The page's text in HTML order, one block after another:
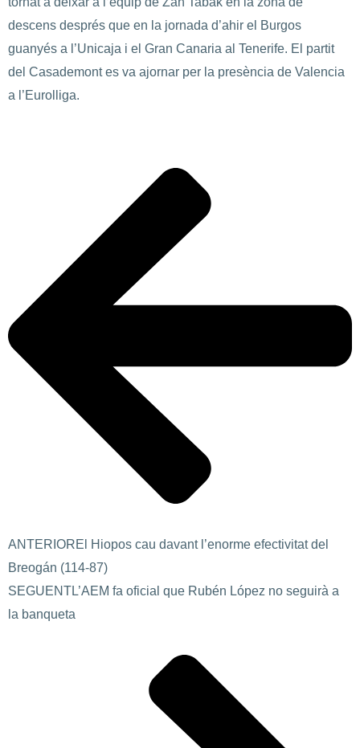
descens després que en la jornada d’ahir el Burgos
guanyés a l’Unicaja i el Gran Canaria al Tenerife. El partit
del Casademont es va ajornar per la presència de Valencia
a l’Eurolliga.
ANTERIOREl Hiopos cau davant l’enorme efectivitat del
Breogán (114-87)
SEGUENTL’AEM fa oficial que Rubén López no seguirà a
la banqueta